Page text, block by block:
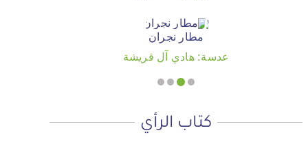
مطار نجران
عدسة: هادي آل قريشة
كتاب الرأي